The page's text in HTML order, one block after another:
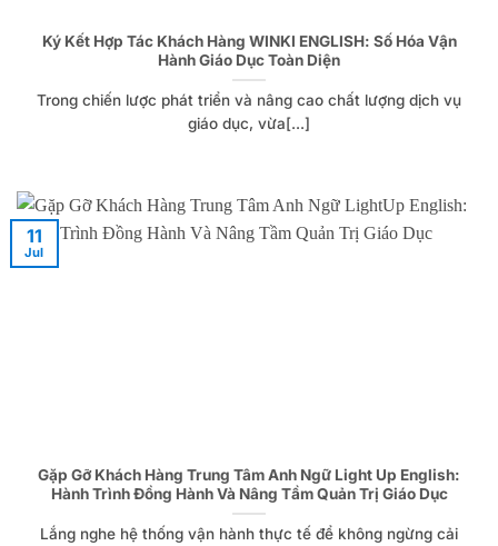
Ký Kết Hợp Tác Khách Hàng WINKI ENGLISH: Số Hóa Vận
Hành Giáo Dục Toàn Diện
Trong chiến lược phát triển và nâng cao chất lượng dịch vụ
giáo dục, vừa[...]
Gặp Gỡ Khách Hàng Trung Tâm Anh Ngữ Light Up English:
Hành Trình Đồng Hành Và Nâng Tầm Quản Trị Giáo Dục
Lắng nghe hệ thống vận hành thực tế để không ngừng cải
11
Jul